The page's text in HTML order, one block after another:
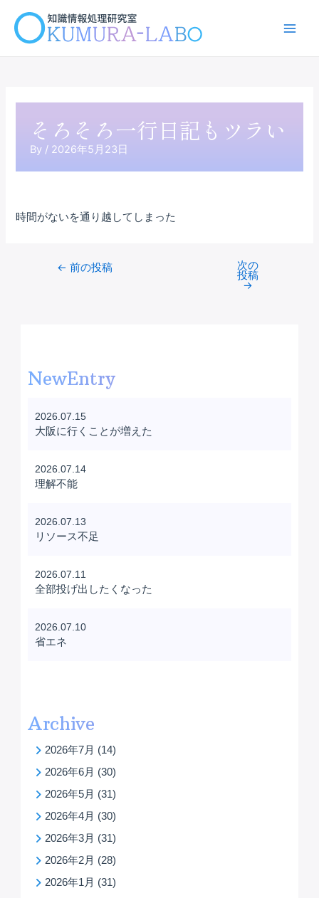
そろそろ一行日記もツラい
By / 2026年5月23日
時間がないを通り越してしまった
Post← 前の投稿 次の
投稿
→
NewEntry
2026.07.15
大阪に行くことが増えた
2026.07.14
理解不能
2026.07.13
リソース不足
2026.07.11
全部投げ出したくなった
2026.07.10
省エネ
Archive
2026年7月 (14)
2026年6月 (30)
2026年5月 (31)
2026年4月 (30)
2026年3月 (31)
2026年2月 (28)
2026年1月 (31)